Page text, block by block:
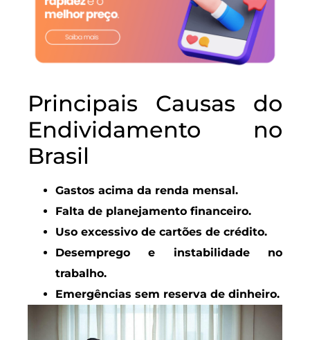
Principais Causas do
Endividamento no
Brasil
Gastos acima da renda mensal.
Falta de planejamento financeiro.
Uso excessivo de cartões de crédito.
Desemprego e instabilidade no
trabalho.
Emergências sem reserva de dinheiro.